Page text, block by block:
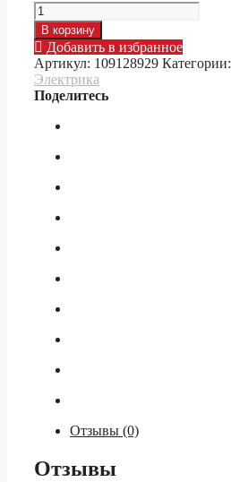
Количество
товара
Соединитель
кабельный,
IP44,
3п,
50В,
50Гц,PE
В корзину
Добавить в избранное
Артикул: 109128929 Категории:
Электрика
Поделитесь
Отзывы (0)
Отзывы